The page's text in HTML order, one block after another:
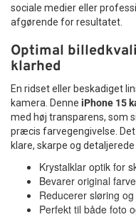
sociale medier eller
afgørende for resultatet.
Optimal
klarhed
En ridset eller beskadiget
kamera. Denne iPhone 15
med høj transparens, som
præcis farvegengivelse.
klare, skarpe og
Krystalklar optik for
Bevarer original
Reducerer sløring
Perfekt til både foto